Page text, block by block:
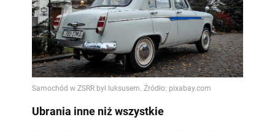
Ubrania inne niż wszystkie